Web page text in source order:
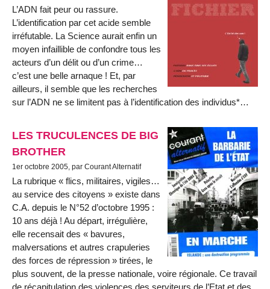
L’ADN fait peur ou rassure.
L’identification par cet acide semble
irréfutable. La Science aurait enfin un
moyen infaillible de confondre tous les
acteurs d’un délit ou d’un crime…
c’est une belle arnaque ! Et, par
ailleurs, il semble que les recherches
sur l’ADN ne se limitent pas à l’identification des individus*…
LES TRUCULENCES DE BIG
BROTHER
1er octobre 2005, par Courant Alternatif
La rubrique « flics, militaires, vigiles…
au service des citoyens » existe dans
C.A. depuis le N°52 d’octobre 1995 :
10 ans déjà ! Au départ, irrégulière,
elle recensait des « bavures,
malversations et autres crapuleries
des forces de répression » tirées, le
plus souvent, de la presse nationale, voire régionale. Ce travail
de récapitulation des violences des serviteurs de l’Etat et des